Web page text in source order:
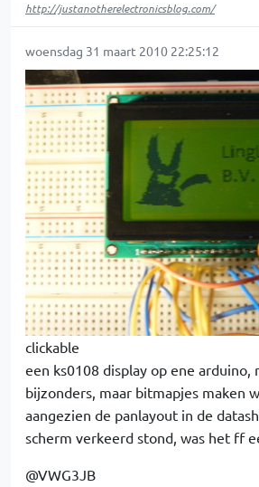
http://justanotherelectronicsblog.com/
woensdag 31 maart 2010 22:25:12
clickable
een ks0108 display op ene arduino,
bijzonders, maar bitmapjes maken
aangezien de panlayout in de
scherm verkeerd stond, was het ff
@VWG3JB